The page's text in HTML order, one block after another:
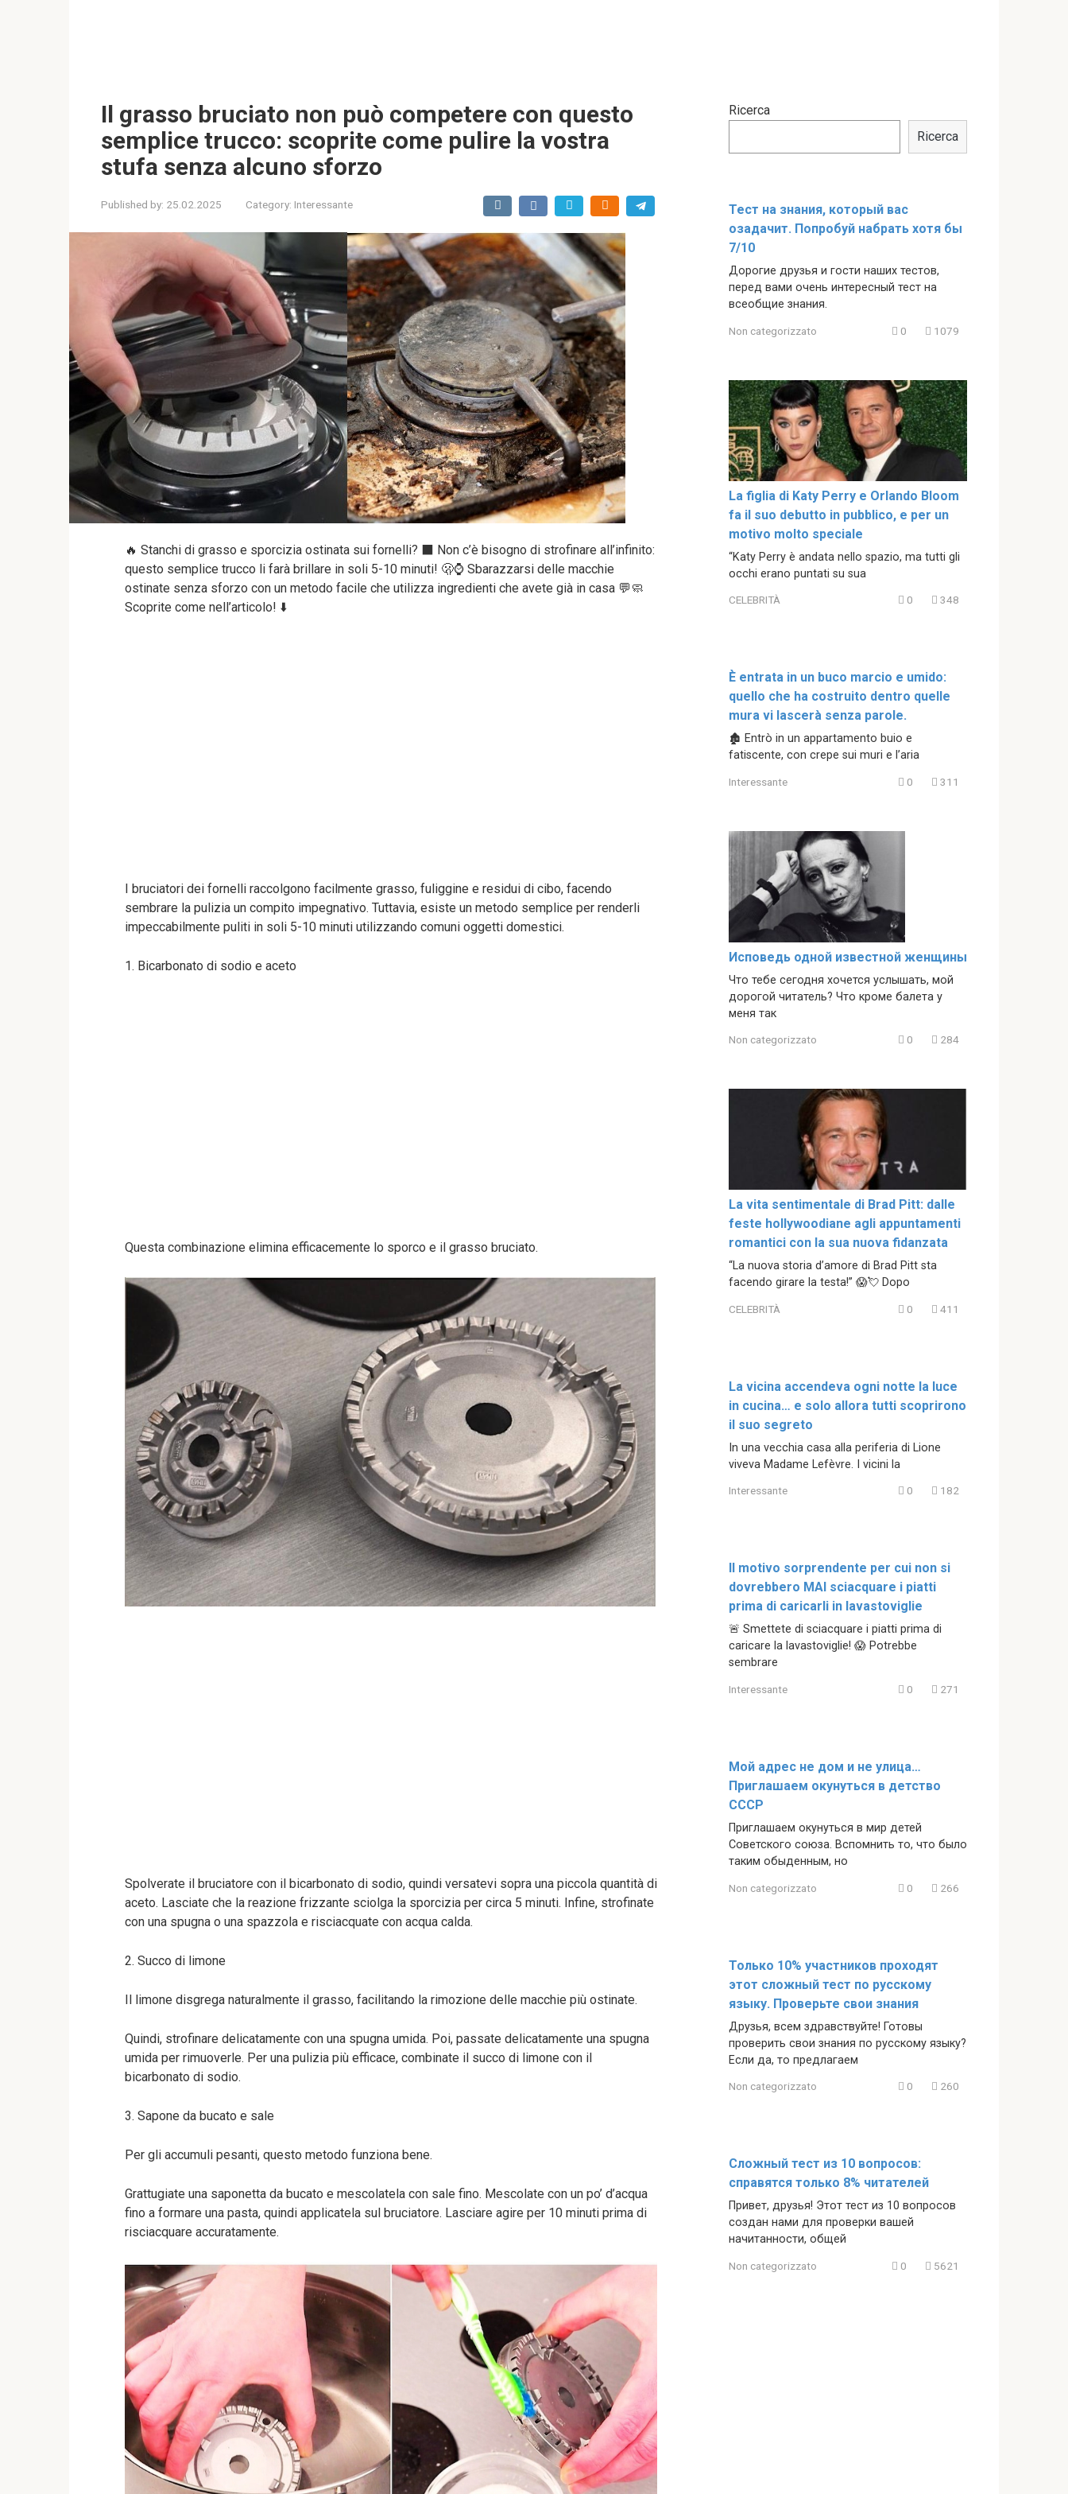
Il grasso bruciato non può competere con questo
semplice trucco: scoprite come pulire la vostra
stufa senza alcuno sforzo
Published by: 25.02.2025 Category: Interessante
🔥 Stanchi di grasso e sporcizia ostinata sui fornelli? ⬛️ Non c’è bisogno di strofinare all’infinito:
questo semplice trucco li farà brillare in soli 5-10 minuti! 🫢⌚️ Sbarazzarsi delle macchie
ostinate senza sforzo con un metodo facile che utilizza ingredienti che avete già in casa 💬🧼
Scoprite come nell’articolo! ⬇️
I bruciatori dei fornelli raccolgono facilmente grasso, fuliggine e residui di cibo, facendo
sembrare la pulizia un compito impegnativo. Tuttavia, esiste un metodo semplice per renderli
impeccabilmente puliti in soli 5-10 minuti utilizzando comuni oggetti domestici.
1. Bicarbonato di sodio e aceto
Questa combinazione elimina efficacemente lo sporco e il grasso bruciato.
Spolverate il bruciatore con il bicarbonato di sodio, quindi versatevi sopra una piccola quantità di
aceto. Lasciate che la reazione frizzante sciolga la sporcizia per circa 5 minuti. Infine, strofinate
con una spugna o una spazzola e risciacquate con acqua calda.
2. Succo di limone
Il limone disgrega naturalmente il grasso, facilitando la rimozione delle macchie più ostinate.
Quindi, strofinare delicatamente con una spugna umida. Poi, passate delicatamente una spugna
umida per rimuoverle. Per una pulizia più efficace, combinate il succo di limone con il
bicarbonato di sodio.
3. Sapone da bucato e sale
Per gli accumuli pesanti, questo metodo funziona bene.
Grattugiate una saponetta da bucato e mescolatela con sale fino. Mescolate con un po’ d’acqua
fino a formare una pasta, quindi applicatela sul bruciatore. Lasciare agire per 10 minuti prima di
risciacquare accuratamente.
Ricerca
Ricerca
Тест на знания, который вас
озадачит. Попробуй набрать хотя бы
7/10
Дорогие друзья и гости наших тестов,
перед вами очень интересный тест на
всеобщие знания.
Non categorizzato 0 1079
La figlia di Katy Perry e Orlando Bloom
fa il suo debutto in pubblico, e per un
motivo molto speciale
“Katy Perry è andata nello spazio, ma tutti gli
occhi erano puntati su sua
CELEBRITÀ 0 348
È entrata in un buco marcio e umido:
quello che ha costruito dentro quelle
mura vi lascerà senza parole.
🏚 Entrò in un appartamento buio e
fatiscente, con crepe sui muri e l’aria
Interessante 0 311
Исповедь одной известной женщины
Что тебе сегодня хочется услышать, мой
дорогой читатель? Что кроме балета у
меня так
Non categorizzato 0 284
La vita sentimentale di Brad Pitt: dalle
feste hollywoodiane agli appuntamenti
romantici con la sua nuova fidanzata
“La nuova storia d’amore di Brad Pitt sta
facendo girare la testa!” 😱💘 Dopo
CELEBRITÀ 0 411
La vicina accendeva ogni notte la luce
in cucina… e solo allora tutti scoprirono
il suo segreto
In una vecchia casa alla periferia di Lione
viveva Madame Lefèvre. I vicini la
Interessante 0 182
Il motivo sorprendente per cui non si
dovrebbero MAI sciacquare i piatti
prima di caricarli in lavastoviglie
🚨 Smettete di sciacquare i piatti prima di
caricare la lavastoviglie! 😱 Potrebbe
sembrare
Interessante 0 271
Мой адрес не дом и не улица…
Приглашаем окунуться в детство
СССР
Приглашаем окунуться в мир детей
Советского союза. Вспомнить то, что было
таким обыденным, но
Non categorizzato 0 266
Только 10% участников проходят
этот сложный тест по русскому
языку. Проверьте свои знания
Друзья, всем здравствуйте! Готовы
проверить свои знания по русскому языку?
Если да, то предлагаем
Non categorizzato 0 260
Сложный тест из 10 вопросов:
справятся только 8% читателей
Привет, друзья! Этот тест из 10 вопросов
создан нами для проверки вашей
начитанности, общей
Non categorizzato 0 5621